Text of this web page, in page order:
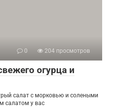
0 204 просмотров
огурца и
салат с морковью и солеными
салатом у вас